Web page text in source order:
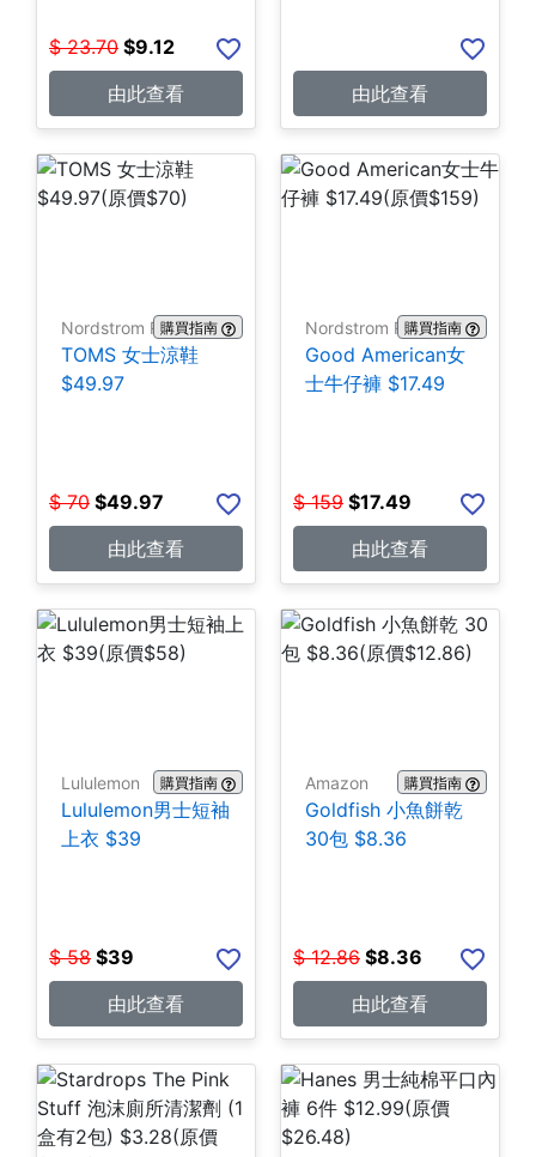
$ 23.70 $9.12
由此查看
由此查看
Nordstrom Rack購買指南
TOMS 女士涼鞋
$49.97
$ 70 $49.97
由此查看
Nordstrom Rack購買指南
Good American女
士牛仔褲 $17.49
$ 159 $17.49
由此查看
Lululemon 購買指南
Lululemon男士短袖
上衣 $39
$ 58 $39
由此查看
Amazon 購買指南
Goldfish 小魚餅乾
30包 $8.36
$ 12.86 $8.36
由此查看